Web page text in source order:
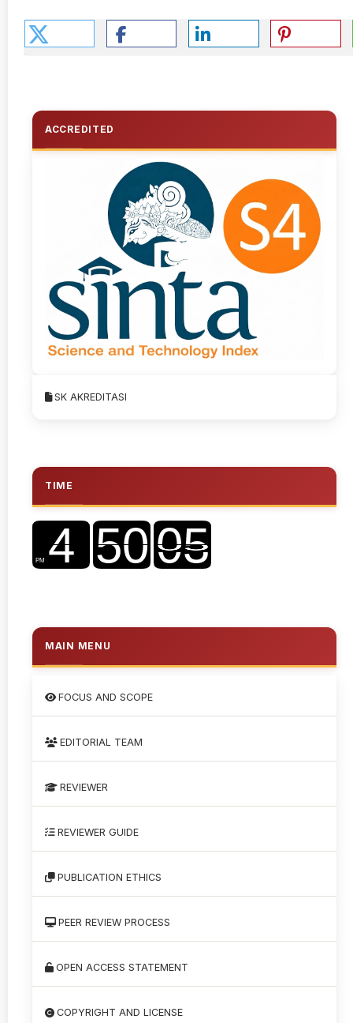
ACCREDITED
SK AKREDITASI
TIME
MAIN MENU
FOCUS AND SCOPE
EDITORIAL TEAM
REVIEWER
REVIEWER GUIDE
PUBLICATION ETHICS
PEER REVIEW PROCESS
OPEN ACCESS STATEMENT
COPYRIGHT AND LICENSE